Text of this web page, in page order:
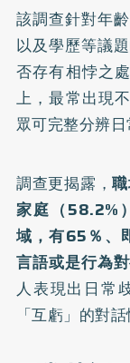
該調查針對年
以及學歷等議
否存有相悖之
上，最常出現
眾可完整分辨日
調查更揭露，
家庭（58.2%
域，有65％、
言語或是行為
人表現出日常
「互虧」的對